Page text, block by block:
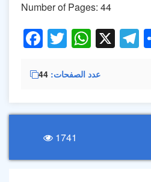
Number of Pages: 44
Facebook
TwitterX
عدد الصفحات 44
1741